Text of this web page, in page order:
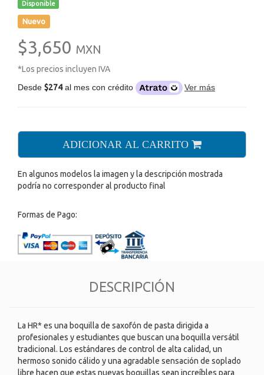
Disponible
Nuevo
$3,650 MXN
*Los precios incluyen IVA
Desde $274al mes con crédito Ver más
ADICIONAR AL CARRITO
En algunos modelos la imagen y la descripción mostrada
podría no corresponder al producto final
Formas de Pago:
DESCRIPCIÓN
La HR* es una boquilla de saxofón de pasta dirigida a
profesionales y estudiantes que buscan una boquilla versátil
tradicional. Los estándares de control de alta calidad, un
hermoso sonido cálido y una agradable sensación de soplado
libre hacen que estas nuevas boquillas sean increíbles para